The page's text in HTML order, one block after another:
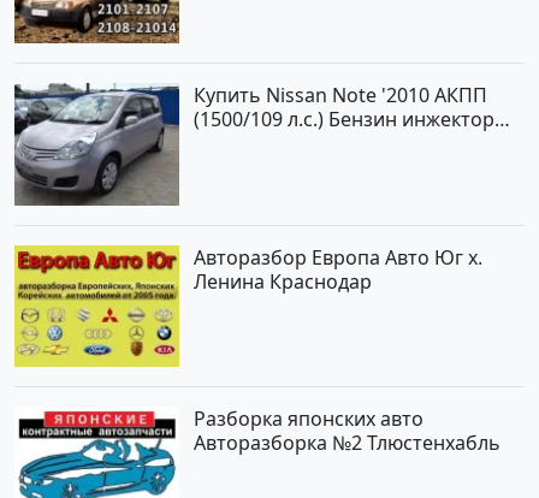
Купить Nissan Note '2010 АКПП
(1500/109 л.с.) Бензин инжектор
Авторазбор Европа Авто Юг х.
Ленина Краснодар
Разборка японских авто
Авторазборка №2 Тлюстенхабль